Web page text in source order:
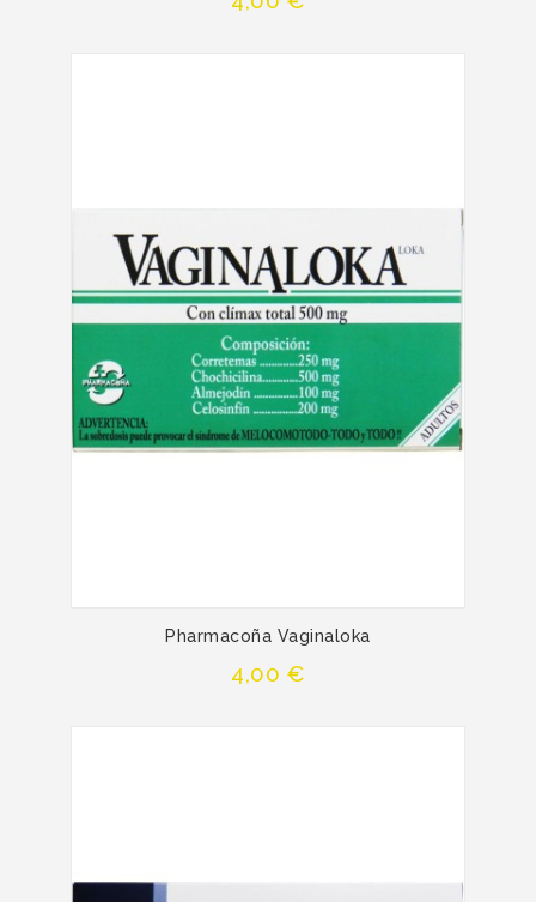
Pharmacoña Vaginaloka
Precio
4,00 €